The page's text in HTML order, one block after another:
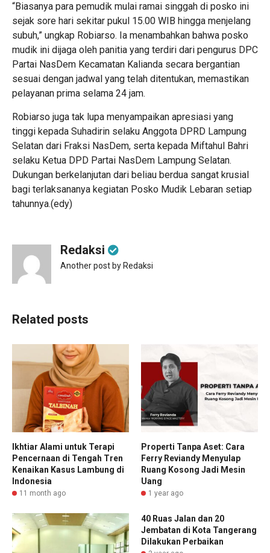
“Biasanya para pemudik mulai ramai singgah di posko ini
sejak sore hari sekitar pukul 15.00 WIB hingga menjelang
subuh,” ungkap Robiarso. Ia menambahkan bahwa posko
mudik ini dijaga oleh panitia yang terdiri dari pengurus DPC
Partai NasDem Kecamatan Kalianda secara bergantian
sesuai dengan jadwal yang telah ditentukan, memastikan
pelayanan prima selama 24 jam.
Robiarso juga tak lupa menyampaikan apresiasi yang
tinggi kepada Suhadirin selaku Anggota DPRD Lampung
Selatan dari Fraksi NasDem, serta kepada Miftahul Bahri
selaku Ketua DPD Partai NasDem Lampung Selatan.
Dukungan berkelanjutan dari beliau berdua sangat krusial
bagi terlaksananya kegiatan Posko Mudik Lebaran setiap
tahunnya.(edy)
Redaksi
Another post by Redaksi
Related posts
Ikhtiar Alami untuk Terapi
Pencernaan di Tengah Tren
Kenaikan Kasus Lambung di
Indonesia
11 month ago
Properti Tanpa Aset: Cara
Ferry Reviandy Menyulap
Ruang Kosong Jadi Mesin
Uang
1 year ago
40 Ruas Jalan dan 20
Jembatan di Kota Tangerang
Dilakukan Perbaikan